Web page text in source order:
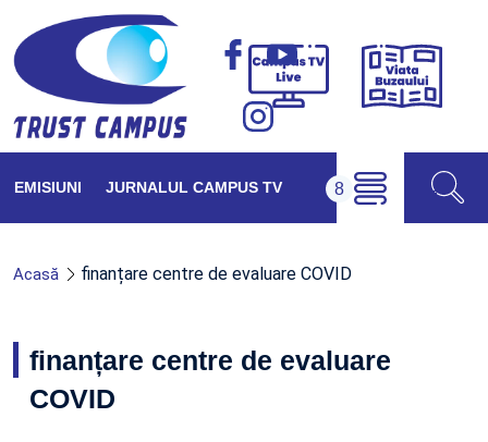
Campus
Viața
EMISIUNI JURNALUL CAMPUS TV
Acasă finanțare centre de evaluare COVID
finanțare centre de evaluare
COVID